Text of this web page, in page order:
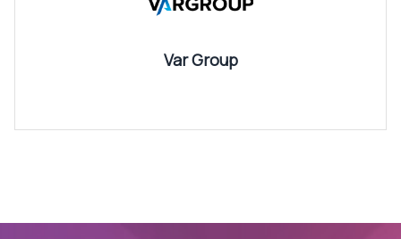
Var Group